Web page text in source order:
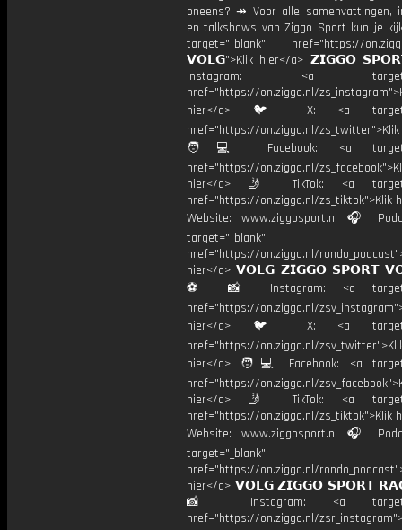
oneens? ↠ Voor alle samenvattingen,
en talkshows van Ziggo Sport kun je
target="_blank" href="https://
𝗩𝗢𝗟𝗚">Klik hier</a> 𝗭𝗜𝗚𝗚𝗢
Instagram: <a
href="https://on.ziggo.nl/
hier</a> 🐦 X: <a
href="https://on.ziggo.nl/
🧑💻 Facebook: <a
href="https://on.ziggo.nl/
hier</a> 🤳 TikTok: <a
href="https://on.ziggo.nl/zs_tiktok">Klik
Website: www.ziggosport.nl 🎧
target="_blank"
href="https://on.ziggo.nl/
hier</a> 𝗩𝗢𝗟𝗚 𝗭𝗜𝗚𝗚𝗢 𝗦𝗣𝗢𝗥𝗧
⚽️ 📸 Instagram: <a
href="https://on.ziggo.nl/
hier</a> 🐦 X: <a
href="https://on.ziggo.nl/
hier</a> 🧑💻 Facebook: <a
href="https://on.ziggo.nl/
hier</a> 🤳 TikTok: <a
href="https://on.ziggo.nl/zs_tiktok">Klik
Website: www.ziggosport.nl 🎧
target="_blank"
href="https://on.ziggo.nl/
hier</a> 𝗩𝗢𝗟𝗚 𝗭𝗜𝗚𝗚𝗢 𝗦𝗣𝗢𝗥𝗧
📸 Instagram: <a
href="https://on.ziggo.nl/